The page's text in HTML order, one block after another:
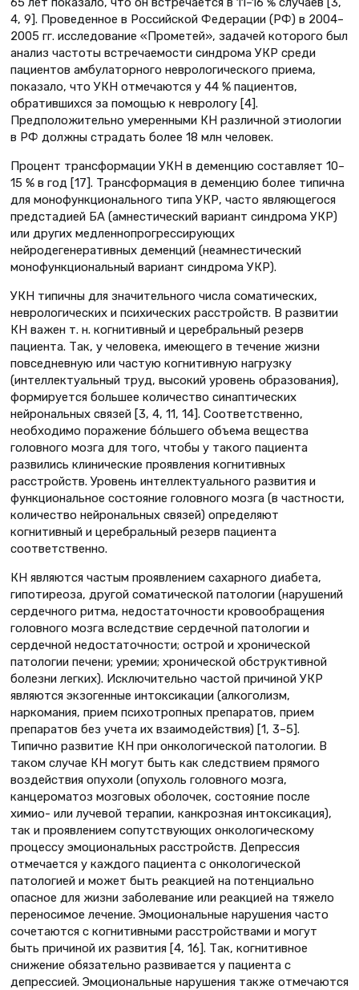
4, 9]. Проведенное в Российской Федерации (РФ) в 2004–
2005 гг. исследование «Прометей», задачей которого был
анализ частоты встречаемости синдрома УКР среди
пациентов амбулаторного неврологического приема,
показало, что УКН отмечаются у 44 % пациентов,
обратившихся за помощью к неврологу [4].
Предположительно умеренными КН различной этиологии
в РФ должны страдать более 18 млн человек.
Процент трансформации УКН в деменцию составляет 10–
15 % в год [17]. Трансформация в деменцию более типична
для монофункционального типа УКР, часто являющегося
предстадией БА (амнестический вариант синдрома УКР)
или других медленнопрогрессирующих
нейродегенеративных деменций (неамнестический
монофункциональный вариант синдрома УКР).
УКН типичны для значительного числа соматических,
неврологических и психических расстройств. В развитии
КН важен т. н. когнитивный и церебральный резерв
пациента. Так, у человека, имеющего в течение жизни
повседневную или частую когнитивную нагрузку
(интеллектуальный труд, высокий уровень образования),
формируется большее количество синаптических
нейрональных связей [3, 4, 11, 14]. Соответственно,
необходимо поражение бóльшего объема вещества
головного мозга для того, чтобы у такого пациента
развились клинические проявления когнитивных
расстройств. Уровень интеллектуального развития и
функциональное состояние головного мозга (в частности,
количество нейрональных связей) определяют
когнитивный и церебральный резерв пациента
соответственно.
КН являются частым проявлением сахарного диабета,
гипотиреоза, другой соматической патологии (нарушений
сердечного ритма, недостаточности кровообращения
головного мозга вследствие сердечной патологии и
сердечной недостаточности; острой и хронической
патологии печени; уремии; хронической обструктивной
болезни легких). Исключительно частой причиной УКР
являются экзогенные интоксикации (алкоголизм,
наркомания, прием психотропных препаратов, прием
препаратов без учета их взаимодействия) [1, 3–5].
Типично развитие КН при онкологической патологии. В
таком случае КН могут быть как следствием прямого
воздействия опухоли (опухоль головного мозга,
канцероматоз мозговых оболочек, состояние после
химио- или лучевой терапии, канкрозная интоксикация),
так и проявлением сопутствующих онкологическому
процессу эмоциональных расстройств. Депрессия
отмечается у каждого пациента с онкологической
патологией и может быть реакцией на потенциально
опасное для жизни заболевание или реакцией на тяжело
переносимое лечение. Эмоциональные нарушения часто
сочетаются с когнитивными расстройствами и могут
быть причиной их развития [4, 16]. Так, когнитивное
снижение обязательно развивается у пациента с
депрессией. Эмоциональные нарушения также отмечаются